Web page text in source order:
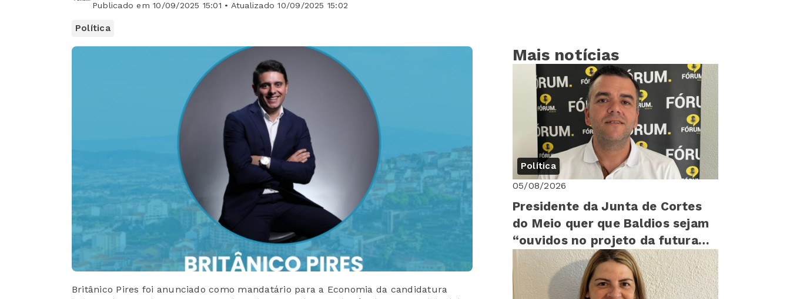
Publicado em 10/09/2025 15:01 • Atualizado 10/09/2025 15:02
Política
Britânico Pires foi anunciado como mandatário para a Economia da candidatura
Mais notícias
Política
05/08/2026
Presidente da Junta de Cortes
do Meio quer que Baldios sejam
“ouvidos no projeto da futura
Barragem”